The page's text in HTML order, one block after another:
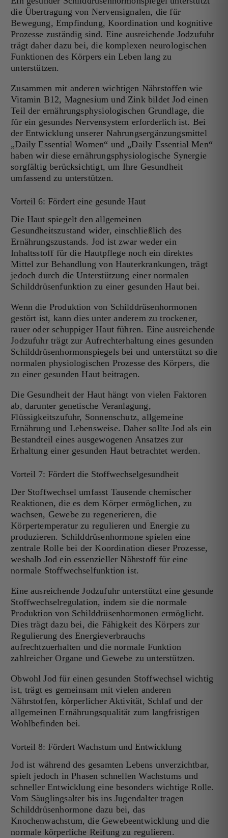
die Übertragung von Nervensignalen, die für
Bewegung, Empfindung, Koordination und kognitive
Prozesse zuständig sind. Eine ausreichende Jodzufuhr
trägt daher dazu bei, die komplexen neurologischen
Funktionen des Körpers ein Leben lang zu
unterstützen.
Zusammen mit anderen wichtigen Nährstoffen wie
Vitamin B12, Magnesium und Zink bildet Jod einen
Teil der ernährungsphysiologischen Grundlage, die
für ein gesundes Nervensystem erforderlich ist. Bei
der Entwicklung unserer Nahrungsergänzungsmittel
„Daily Essential Women“ und „Daily Essential Men“
haben wir diese ernährungsphysiologische Synergie
sorgfältig berücksichtigt, um Ihre Gesundheit
umfassend zu unterstützen.
Vorteil 6: Fördert eine gesunde Haut
Die Haut spiegelt den allgemeinen
Gesundheitszustand wider, einschließlich des
Ernährungszustands. Jod ist zwar weder ein
Inhaltsstoff für die Hautpflege noch ein direktes
Mittel zur Behandlung von Hauterkrankungen, trägt
jedoch durch die Unterstützung einer normalen
Schilddrüsenfunktion zu einer gesunden Haut bei.
Wenn die Produktion von Schilddrüsenhormonen
gestört ist, kann dies unter anderem zu trockener,
rauer oder schuppiger Haut führen. Eine ausreichende
Jodzufuhr trägt zur Aufrechterhaltung eines gesunden
Schilddrüsenhormonspiegels bei und unterstützt so die
normalen physiologischen Prozesse des Körpers, die
zu einer gesunden Haut beitragen.
Die Gesundheit der Haut hängt von vielen Faktoren
ab, darunter genetische Veranlagung,
Flüssigkeitszufuhr, Sonnenschutz, allgemeine
Ernährung und Lebensweise. Daher sollte Jod als ein
Bestandteil eines ausgewogenen Ansatzes zur
Erhaltung einer gesunden Haut betrachtet werden.
Vorteil 7: Fördert die Stoffwechselgesundheit
Der Stoffwechsel umfasst Tausende chemischer
Reaktionen, die es dem Körper ermöglichen, zu
wachsen, Gewebe zu regenerieren, die
Körpertemperatur zu regulieren und Energie zu
produzieren. Schilddrüsenhormone spielen eine
zentrale Rolle bei der Koordination dieser Prozesse,
weshalb Jod ein essenzieller Nährstoff für eine
normale Stoffwechselfunktion ist.
Eine ausreichende Jodzufuhr unterstützt eine gesunde
Stoffwechselregulation, indem sie die normale
Produktion von Schilddrüsenhormonen ermöglicht.
Dies trägt dazu bei, die Fähigkeit des Körpers zur
Regulierung des Energieverbrauchs
aufrechtzuerhalten und die normale Funktion
zahlreicher Organe und Gewebe zu unterstützen.
Obwohl Jod für einen gesunden Stoffwechsel wichtig
ist, trägt es gemeinsam mit vielen anderen
Nährstoffen, körperlicher Aktivität, Schlaf und der
allgemeinen Ernährungsqualität zum langfristigen
Wohlbefinden bei.
Vorteil 8: Fördert Wachstum und Entwicklung
Jod ist während des gesamten Lebens unverzichtbar,
spielt jedoch in Phasen schnellen Wachstums und
schneller Entwicklung eine besonders wichtige Rolle.
Vom Säuglingsalter bis ins Jugendalter tragen
Schilddrüsenhormone dazu bei, das
Knochenwachstum, die Gewebeentwicklung und die
normale körperliche Reifung zu regulieren.